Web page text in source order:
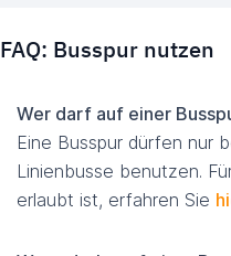
FAQ: Busspur nutzen
Wer darf auf einer
Eine Busspur dürfen nur
Linienbusse benutzen.
erlaubt ist, erfahren Sie